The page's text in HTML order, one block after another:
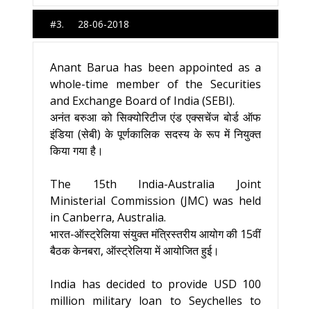
#3. 28-06-2018
Anant Barua has been appointed as a
whole-time member of the Securities
and Exchange Board of India (SEBI).
अनंत बरुआ को सिक्योरिटीज एंड एक्सचेंज बोर्ड ऑफ
इंडिया (सेबी) के पूर्णकालिक सदस्य के रूप में नियुक्त
किया गया है।
The 15th India-Australia Joint
Ministerial Commission (JMC) was held
in Canberra, Australia.
भारत-ऑस्‍ट्रेलिया संयुक्‍त मंत्रिस्‍तरीय आयोग की 15वीं
बैठक केनबरा, ऑस्‍ट्रेलिया में आयोजित हुई।
India has decided to provide USD 100
million military loan to Seychelles to